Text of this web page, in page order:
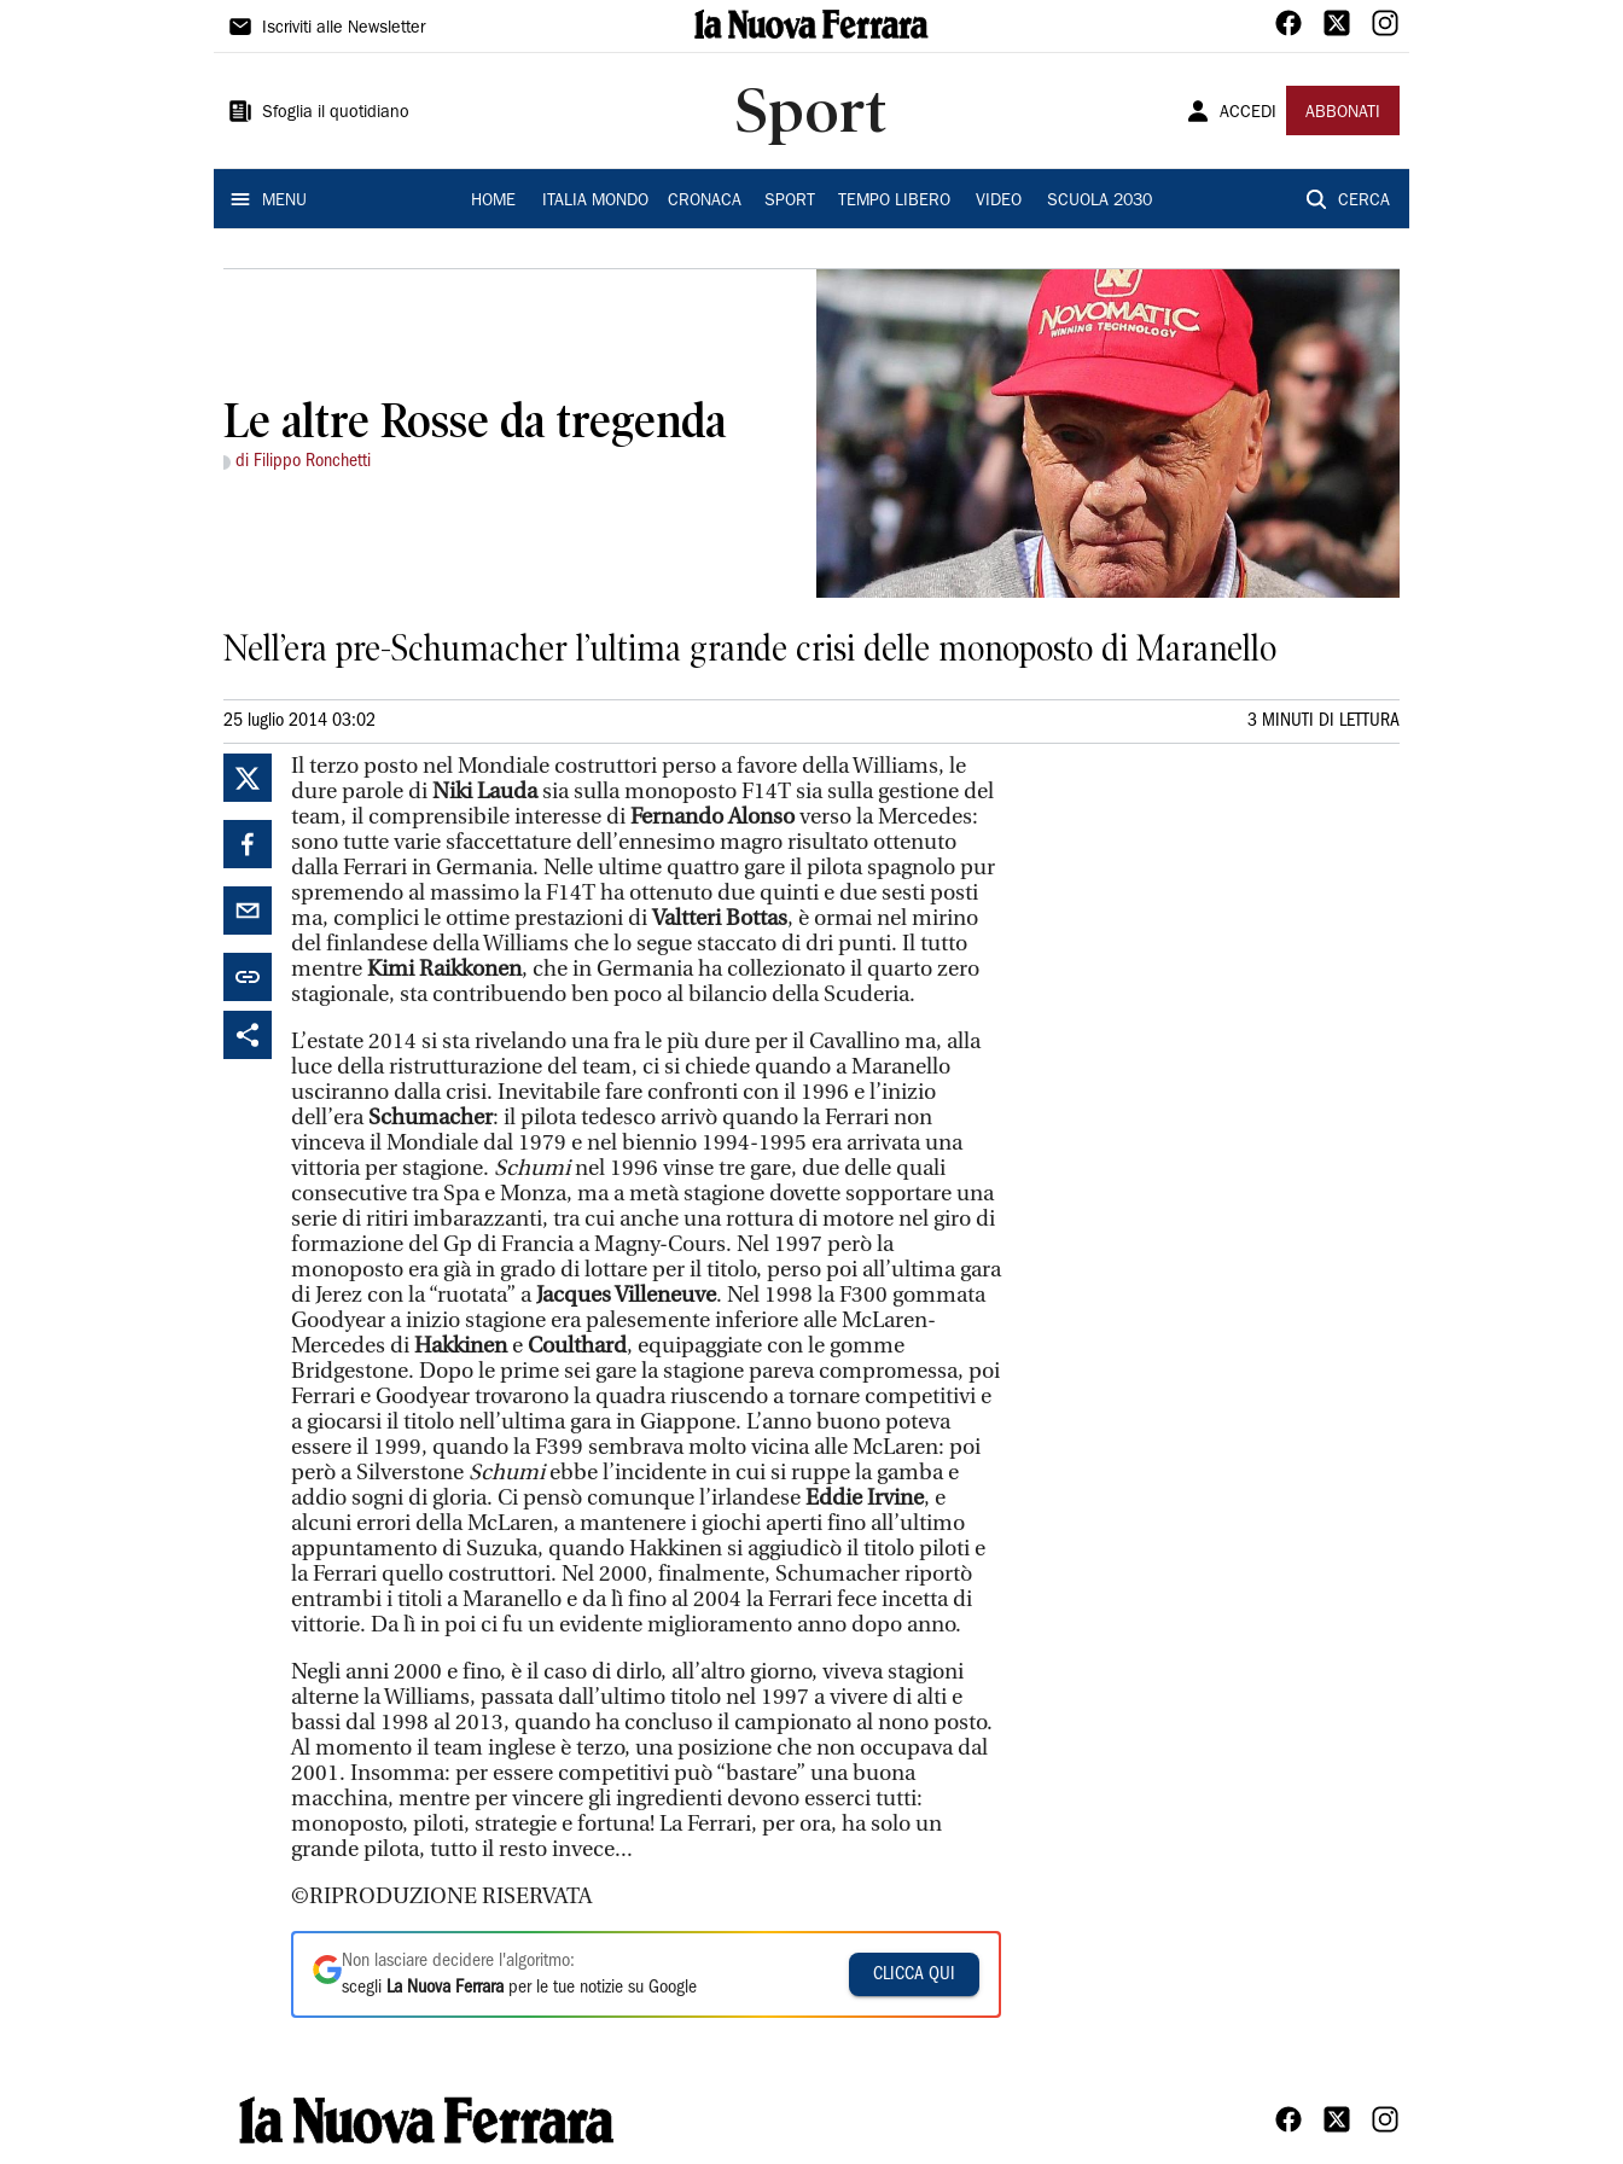
La
Ferrara
Iscriviti alle Newsletter
Sfoglia il quotidiano Sport ACCEDI ABBONATI
MENU HOME ITALIA MONDO CRONACA SPORT TEMPO LIBERO VIDEO SCUOLA 2030 CERCA
Le altre Rosse da tregenda
di Filippo Ronchetti
Nell’era pre-Schumacher l’ultima grande crisi delle monoposto di Maranello
25 luglio 2014 03:02 3 MINUTI DI LETTURA
Il terzo posto nel Mondiale costruttori perso a favore della Williams, le
dure parole diNiki Laudasia sulla monoposto F14T sia sulla gestione del
team, il comprensibile interesse diFernando Alonsoverso la Mercedes:
sono tutte varie sfaccettature dell’ennesimo magro risultato ottenuto
dalla Ferrari in Germania. Nelle ultime quattro gare il pilota spagnolo pur
spremendo al massimo la F14T ha ottenuto due quinti e due sesti posti
ma, complici le ottime prestazioni diValtteri Bottas, è ormai nel mirino
del finlandese della Williams che lo segue staccato di dri punti. Il tutto
mentreKimi Raikkonen, che in Germania ha collezionato il quarto zero
stagionale, sta contribuendo ben poco al bilancio della Scuderia.
L’estate 2014 si sta rivelando una fra le più dure per il Cavallino ma, alla
luce della ristrutturazione del team, ci si chiede quando a Maranello
usciranno dalla crisi. Inevitabile fare confronti con il 1996 e l’inizio
dell’eraSchumacher: il pilota tedesco arrivò quando la Ferrari non
vinceva il Mondiale dal 1979 e nel biennio 1994-1995 era arrivata una
vittoria per stagione. Schuminel 1996 vinse tre gare, due delle quali
consecutive tra Spa e Monza, ma a metà stagione dovette sopportare una
serie di ritiri imbarazzanti, tra cui anche una rottura di motore nel giro di
formazione del Gp di Francia a Magny-Cours. Nel 1997 però la
monoposto era già in grado di lottare per il titolo, perso poi all’ultima gara
di Jerez con la “ruotata” aJacques Villeneuve. Nel 1998 la F300 gommata
Goodyear a inizio stagione era palesemente inferiore alle McLaren-
Mercedes diHakkinene Coulthard, equipaggiate con le gomme
Bridgestone. Dopo le prime sei gare la stagione pareva compromessa, poi
Ferrari e Goodyear trovarono la quadra riuscendo a tornare competitivi e
a giocarsi il titolo nell’ultima gara in Giappone. L’anno buono poteva
essere il 1999, quando la F399 sembrava molto vicina alle McLaren: poi
però a Silverstone Schumiebbe l’incidente in cui si ruppe la gamba e
addio sogni di gloria. Ci pensò comunque l’irlandeseEddie Irvine, e
alcuni errori della McLaren, a mantenere i giochi aperti fino all’ultimo
appuntamento di Suzuka, quando Hakkinen si aggiudicò il titolo piloti e
la Ferrari quello costruttori. Nel 2000, finalmente, Schumacher riportò
entrambi i titoli a Maranello e da lì fino al 2004 la Ferrari fece incetta di
vittorie. Da lì in poi ci fu un evidente miglioramento anno dopo anno.
Negli anni 2000 e fino, è il caso di dirlo, all’altro giorno, viveva stagioni
alterne la Williams, passata dall’ultimo titolo nel 1997 a vivere di alti e
bassi dal 1998 al 2013, quando ha concluso il campionato al nono posto.
Al momento il team inglese è terzo, una posizione che non occupava dal
2001. Insomma: per essere competitivi può “bastare” una buona
macchina, mentre per vincere gli ingredienti devono esserci tutti:
monoposto, piloti, strategie e fortuna! La Ferrari, per ora, ha solo un
grande pilota, tutto il resto invece...
©RIPRODUZIONE RISERVATA
Non lasciare decidere l'algoritmo:
scegli La Nuova Ferrara per le tue notizie su Google
CLICCA QUI